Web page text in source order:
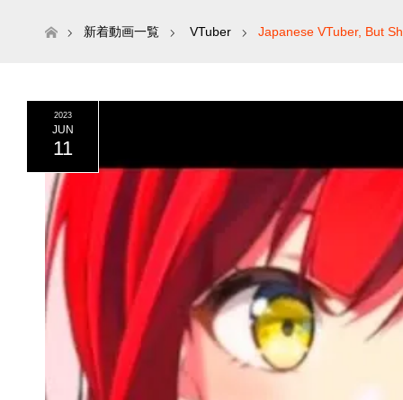
ホーム新着動画一覧 VTuber Japanese VTuber, But
2023
JUN
11